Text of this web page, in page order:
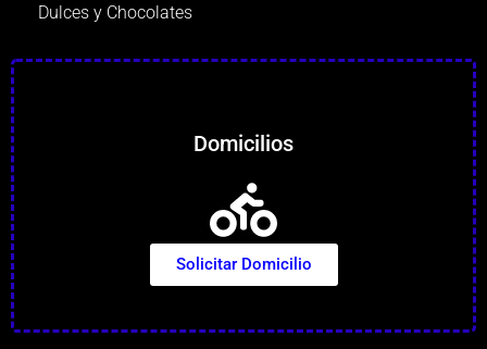
Dulces y Chocolates
Domicilios
Solicitar Domicilio